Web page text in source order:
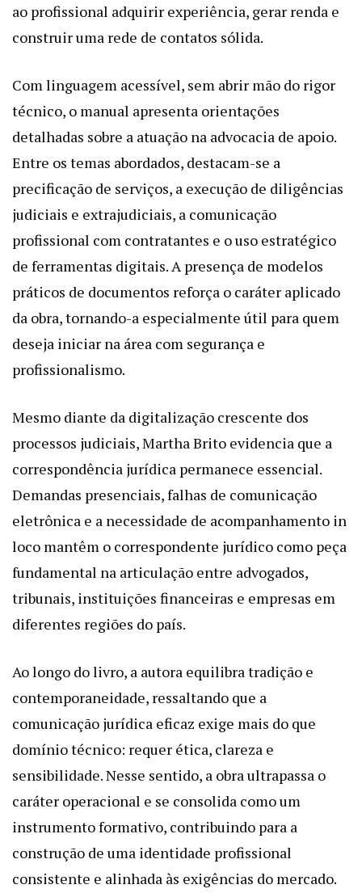
ao profissional adquirir experiência, gerar renda e
construir uma rede de contatos sólida.
Com linguagem acessível, sem abrir mão do rigor
técnico, o manual apresenta orientações
detalhadas sobre a atuação na advocacia de apoio.
Entre os temas abordados, destacam-se a
precificação de serviços, a execução de diligências
judiciais e extrajudiciais, a comunicação
profissional com contratantes e o uso estratégico
de ferramentas digitais. A presença de modelos
práticos de documentos reforça o caráter aplicado
da obra, tornando-a especialmente útil para quem
deseja iniciar na área com segurança e
profissionalismo.
Mesmo diante da digitalização crescente dos
processos judiciais, Martha Brito evidencia que a
correspondência jurídica permanece essencial.
Demandas presenciais, falhas de comunicação
eletrônica e a necessidade de acompanhamento in
loco mantêm o correspondente jurídico como peça
fundamental na articulação entre advogados,
tribunais, instituições financeiras e empresas em
diferentes regiões do país.
Ao longo do livro, a autora equilibra tradição e
contemporaneidade, ressaltando que a
comunicação jurídica eficaz exige mais do que
domínio técnico: requer ética, clareza e
sensibilidade. Nesse sentido, a obra ultrapassa o
caráter operacional e se consolida como um
instrumento formativo, contribuindo para a
construção de uma identidade profissional
consistente e alinhada às exigências do mercado.